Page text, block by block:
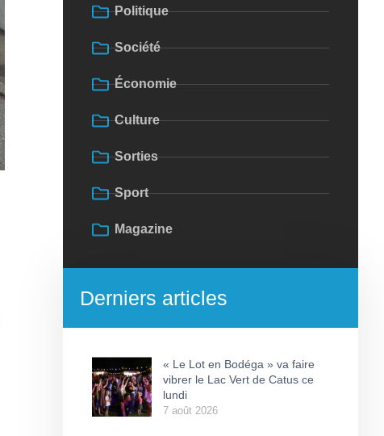
Politique
Société
Économie
Culture
Sorties
Sport
Magazine
Derniers articles
« Le Lot en Bodéga » va faire
vibrer le Lac Vert de Catus ce
lundi
7 août 2026